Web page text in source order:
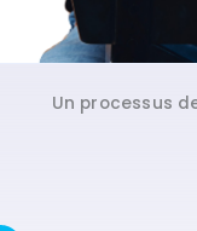
Un processus